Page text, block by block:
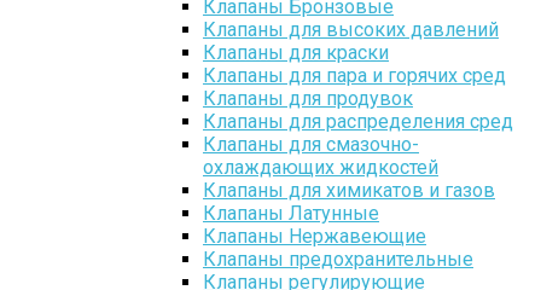
Клапаны Бронзовые
Клапаны для высоких давлений
Клапаны для краски
Клапаны для пара и горячих сред
Клапаны для продувок
Клапаны для распределения сред
Клапаны для смазочно-
охлаждающих жидкостей
Клапаны для химикатов и газов
Клапаны Латунные
Клапаны Нержавеющие
Клапаны предохранительные
Клапаны регулирующие